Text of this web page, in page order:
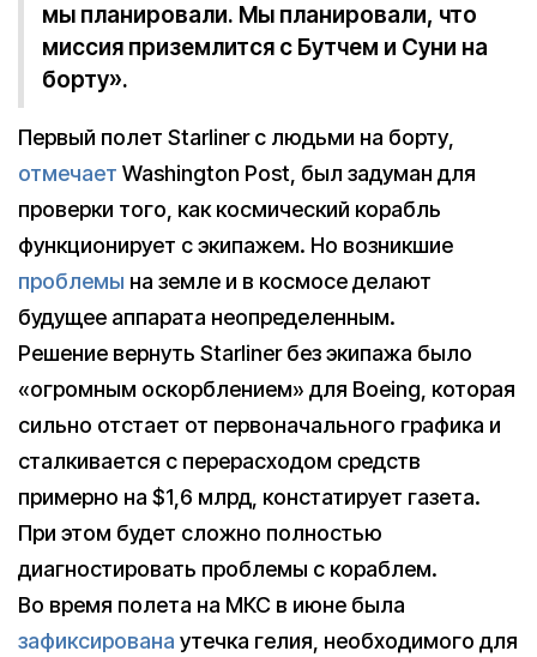
мы планировали. Мы планировали, что
миссия приземлится с Бутчем и Суни на
борту».
Первый полет Starliner с людьми на борту,
отмечает Washington Post, был задуман для
проверки того, как космический корабль
функционирует с экипажем. Но возникшие
проблемы на земле и в космосе делают
будущее аппарата неопределенным.
Решение вернуть Starliner без экипажа было
«огромным оскорблением» для Boeing, которая
сильно отстает от первоначального графика и
сталкивается с перерасходом средств
примерно на $1,6 млрд, констатирует газета.
При этом будет сложно полностью
диагностировать проблемы с кораблем.
Во время полета на МКС в июне была
зафиксирована утечка гелия, необходимого для